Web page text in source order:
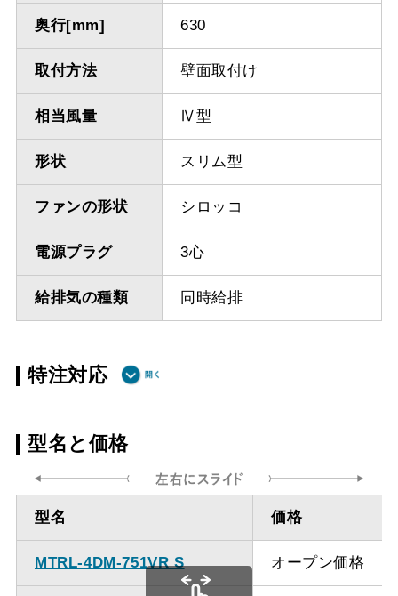
奥行[mm] 630
取付方法 壁面取付け
相当風量 Ⅳ型
形状 スリム型
ファンの形状 シロッコ
電源プラグ 3心
給排気の種類 同時給排
特注対応
方給排気
ダクト方向上
方給排気
最大寸法 870ｍｍ
備考
点検口を設けての最小寸
法は弊社にお問い合わせ
型名と価格
型名 価格
MTRL-4DM-751VR S オープン価格